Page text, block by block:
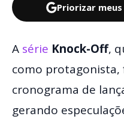
Priorizar
A série Knock-Off,
como
cronograma de
gerando